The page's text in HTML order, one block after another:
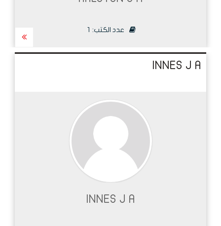
عدد الكتب: 1
INNES J A
INNES J A